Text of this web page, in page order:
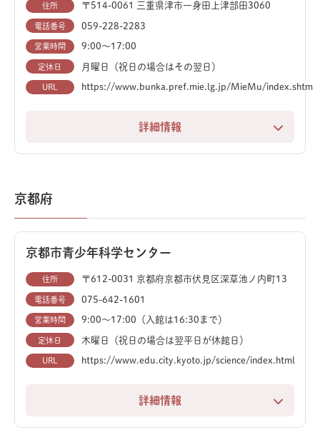
は、全長17mのユアンモウサウルスなど8体の骨格を、
下から見上げる迫力満点の鑑賞が楽しめます。
シンボルであるエドモントサウルスは、90%が実物の骨
格標本。ミイラ化石や生態を復元した巨大壁画も見ごた
えがあります。入口広場にあるブラキオサウルス親子な
また、日本最大級のスクリーンで上映される、超高精細
博物館の入館券で、併設された動物園・植物園・遊園地
にも入園可能。一日中飽きることなく、家族みんなで自
然と科学を満喫できる、豊橋のイチオシスポットです。
住所 〒514-0061 三重県津市一身田上津部田3060
電話番号 059-228-2283
営業時間 9:00〜17:00
定休日 月曜日（祝日の場合はその翌日）
URL https://www.bunka.pref.mie.lg.jp/MieMu/index.shtm
詳細情報
三重の豊かな自然や歴史、文化を総合的に学ぶことがで
続く三重の成り立ちを深く知ることができます。
京都府
京都市青少年科学センター
住所 〒612-0031 京都府京都市伏見区深草池ノ内町13
電話番号 075-642-1601
営業時間 9:00～17:00（入館は16:30まで）
定休日 木曜日（祝日の場合は翌平日が休館日）
URL https://www.edu.city.kyoto.jp/science/index.html
詳細情報
恐竜やプラネタリウム、科学実験など、見て、触って、